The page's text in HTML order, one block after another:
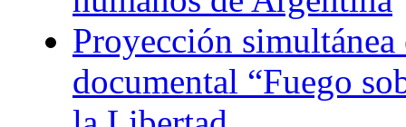
Proyección
documental “Fuego